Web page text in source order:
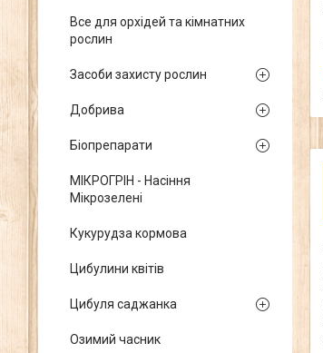
Все для орхідей та кімнатних
рослин
Засоби захисту рослин
Добрива
Біопрепарати
МІКРОГРІН - Насіння
Мікрозелені
Кукурудза кормова
Цибулини квітів
Цибуля саджанка
Озимий часник